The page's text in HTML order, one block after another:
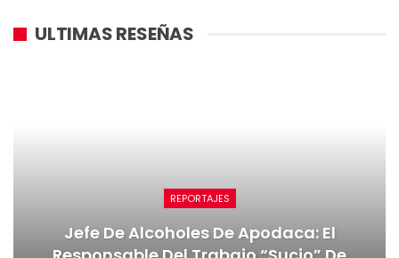
ULTIMAS RESEÑAS
REPORTAJES
Jefe De Alcoholes De Apodaca: El